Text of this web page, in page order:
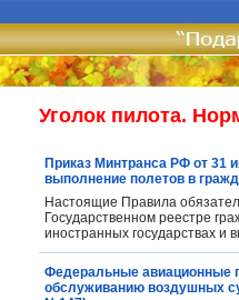
Уголок пилота.
Приказ Минтранса РФ от 31
выполнение полетов в
Настоящие Правила
Государственном реестре
иностранных государствах и
Федеральные авиационные
обслуживанию воздушных